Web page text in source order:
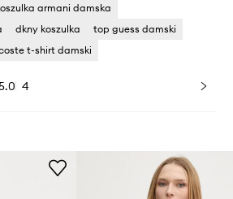
armani damska
dkny koszulka
top guess damski
t-shirt damski
4